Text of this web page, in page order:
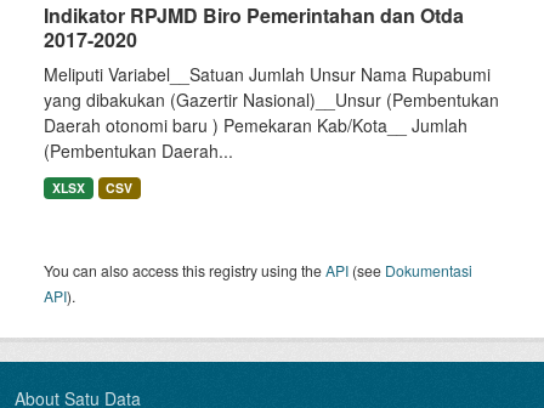
Indikator RPJMD Biro Pemerintahan dan Otda
2017-2020
Meliputi Variabel__Satuan Jumlah Unsur Nama Rupabumi
yang dibakukan (Gazertir Nasional)__Unsur (Pembentukan
Daerah otonomi baru ) Pemekaran Kab/Kota__ Jumlah
(Pembentukan Daerah...
XLSX CSV
You can also access this registry using theAPI (see Dokumentasi
API).
About Satu Data